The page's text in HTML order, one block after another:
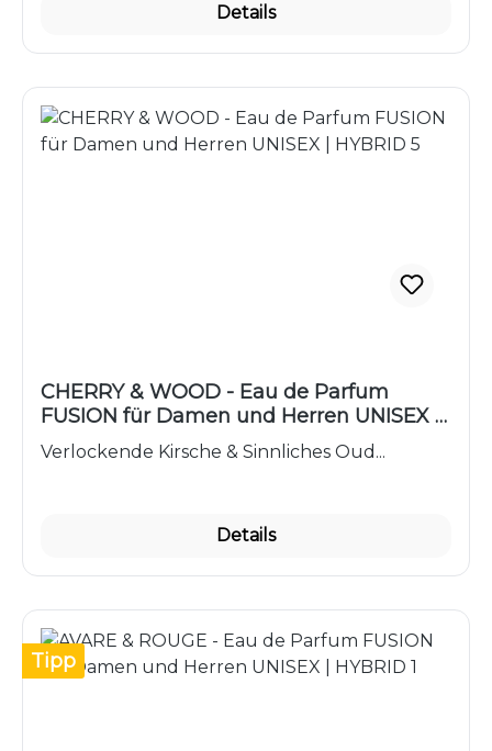
Details
CHERRY & WOOD - Eau de Parfum
FUSION für Damen und Herren UNISEX |
HYBRID 5
Verlockende Kirsche & Sinnliches Oud...
Details
Tipp